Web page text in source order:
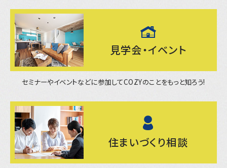
見学会・イベント
セミナーやイベントなどに参加してCOZYのことをもっと知ろう!
住まいづくり相談